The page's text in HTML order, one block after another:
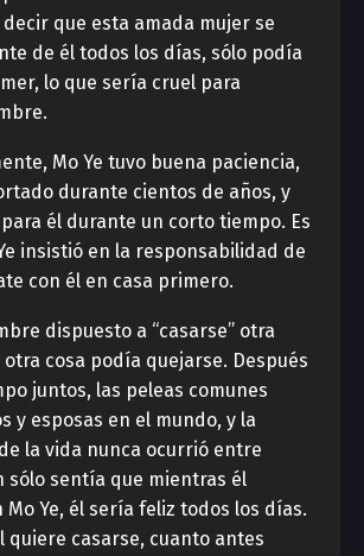
decir que esta amada mujer se
de él todos los días, sólo podía
lo que sería cruel para
Mo Ye tuvo buena paciencia,
durante cientos de años, y
él durante un corto tiempo. Es
insistió en la responsabilidad de
con él en casa primero.
dispuesto a “casarse” otra
otra cosa podía quejarse. Después
juntos, las peleas comunes
y esposas en el mundo, y la
la vida nunca ocurrió entre
sólo sentía que mientras él
Mo Ye, él sería feliz todos los días.
quiere casarse, cuanto antes